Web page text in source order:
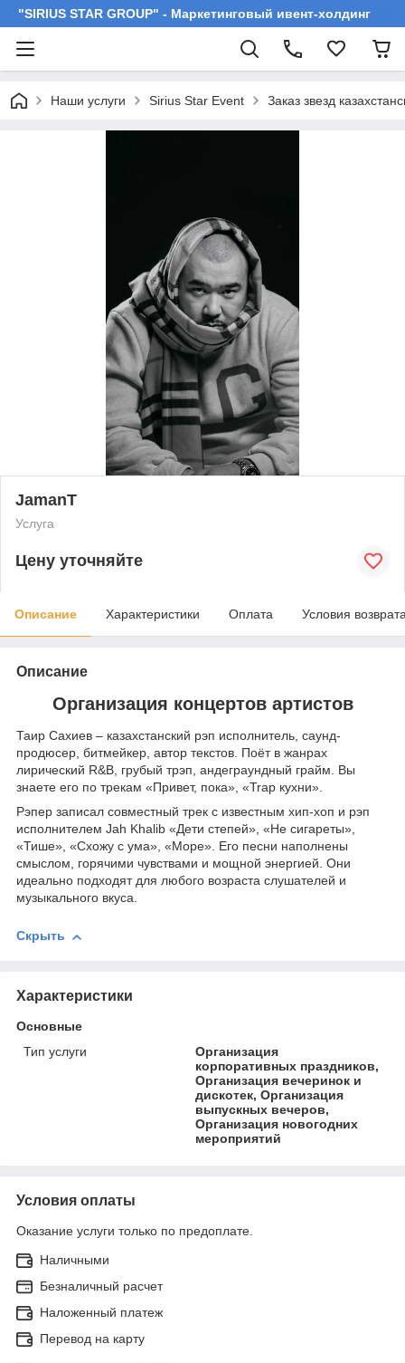
"SIRIUS STAR GROUP" - Маркетинговый ивент-холдинг
Наши услуги Sirius Star Event Заказ звезд
JamanT
Услуга
Цену уточняйте
Описание Характеристики Оплата Условия
Описание
Организация концертов артистов
Таир Сахиев – казахстанский рэп исполнитель, саунд-
продюсер, битмейкер, автор текстов. Поёт в жанрах
лирический R&B, грубый трэп, андеграундный грайм. Вы
знаете его по трекам «Привет, пока», «Trap кухни».
Рэпер записал совместный трек с известным хип-хоп и рэп
исполнителем Jah Khalib «Дети степей», «Не сигареты»,
«Тише», «Схожу с ума», «Море». Его песни наполнены
смыслом, горячими чувствами и мощной энергией. Они
идеально подходят для любого возраста слушателей и
музыкального вкуса.
Скрыть
Характеристики
Основные
Тип услуги
Организация
корпоративных праздников,
Организация вечеринок и
дискотек, Организация
выпускных вечеров,
Организация новогодних
мероприятий
Условия оплаты
Оказание услуги только по предоплате.
Наличными
Безналичный расчет
Наложенный платеж
Перевод на карту